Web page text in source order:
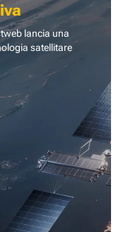
lancia una
satellitare